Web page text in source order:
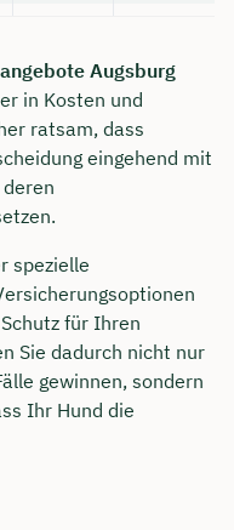
Augsburg
in Kosten und
ratsam, dass
eingehend mit
spezielle
für Ihren
Sie dadurch nicht nur
gewinnen, sondern
Ihr Hund die